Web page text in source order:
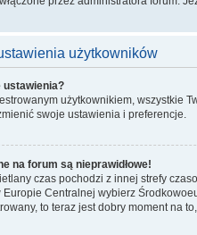
użytkowników
ustawienia?
użytkownikiem, wszystkie
swoje ustawienia i preferencje.
na forum są nieprawidłowe!
czas pochodzi z innej strefy
Europie Centralnej wybierz
to teraz jest dobry moment na